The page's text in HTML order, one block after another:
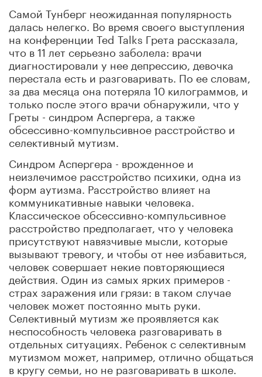
Самой Тунберг неожиданная популярность
далась нелегко. Во время своего выступления
на конференции Ted Talks Грета рассказала,
что в 11 лет серьезно заболела: врачи
диагностировали у нее депрессию, девочка
перестала есть и разговаривать. По ее словам,
за два месяца она потеряла 10 килограммов, и
только после этого врачи обнаружили, что у
Греты - синдром Аспергера, а также
обсессивно-компульсивное расстройство и
селективный мутизм.
Синдром Аспергера - врожденное и
неизлечимое расстройство психики, одна из
форм аутизма. Расстройство влияет на
коммуникативные навыки человека.
Классическое обсессивно-компульсивное
расстройство предполагает, что у человека
присутствуют навязчивые мысли, которые
вызывают тревогу, и чтобы от нее избавиться,
человек совершает некие повторяющиеся
действия. Один из самых ярких примеров -
страх заражения или грязи: в таком случае
человек может постоянно мыть руки.
Селективный мутизм же проявляется как
неспособность человека разговаривать в
отдельных ситуациях. Ребенок с селективным
мутизмом может, например, отлично общаться
в кругу семьи, но не разговаривать в школе.